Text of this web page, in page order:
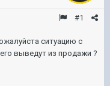
#1
ситуацию с
выведут из продажи ?